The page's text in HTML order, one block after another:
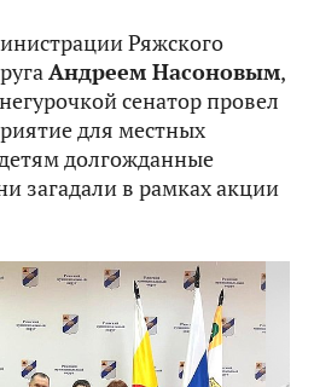
Ряжского
Андреем Насоновым,
сенатор провел
для местных
долгожданные
загадали в рамках акции